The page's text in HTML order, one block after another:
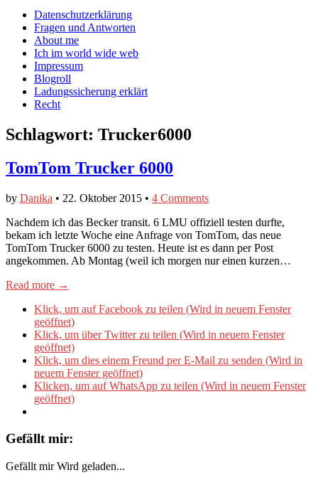
Facebook
anzeigen
Twitter
anzeigen
auf
Instagram
anzeigen
Main
menu
Skip
content
Datenschutzerklärung
Fragen und Antworten
About me
Ich im world wide web
Impressum
Blogroll
Ladungssicherung erklärt
Recht
Schlagwort: Trucker6000
TomTom Trucker 6000
by Danika • 22. Oktober 2015 • 4 Comments
Nachdem ich das Becker transit. 6 LMU offiziell testen durfte,
bekam ich letzte Woche eine Anfrage von TomTom, das neue
TomTom Trucker 6000 zu testen. Heute ist es dann per Post
angekommen. Ab Montag (weil ich morgen nur einen kurzen…
Read more →
Klick, um auf Facebook zu teilen (Wird in neuem Fenster
geöffnet)
Klick, um über Twitter zu teilen (Wird in neuem Fenster
geöffnet)
Klick, um dies einem Freund per E-Mail zu senden (Wird in
neuem Fenster geöffnet)
Klicken, um auf WhatsApp zu teilen (Wird in neuem Fenster
geöffnet)
Gefällt mir:
Gefällt mir Wird geladen...